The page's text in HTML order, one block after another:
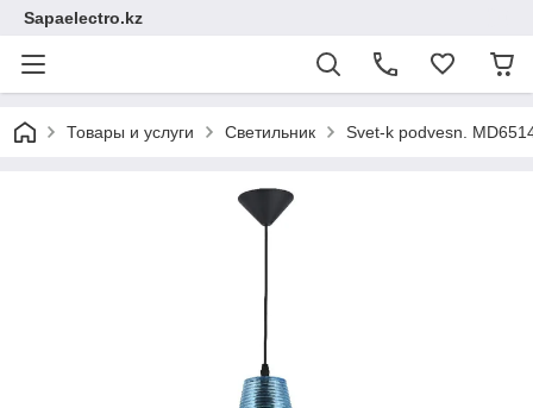
Sapaelectro.kz
Товары и услуги Светильник Svet-k podvesn.